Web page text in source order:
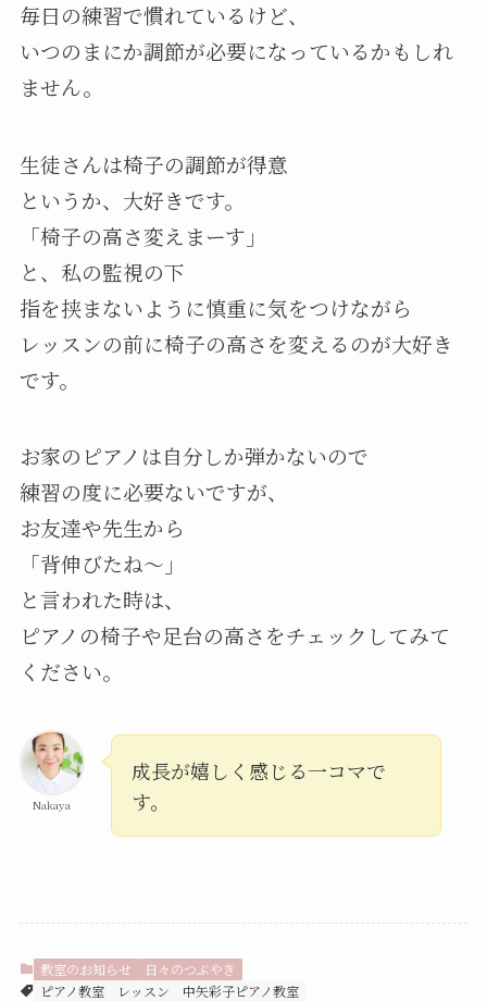
毎日の練習で慣れているけど、
いつのまにか調節が必要になっているかもしれ
ません。
生徒さんは椅子の調節が得意
というか、大好きです。
「椅子の高さ変えまーす」
と、私の監視の下
指を挟まないように慎重に気をつけながら
レッスンの前に椅子の高さを変えるのが大好き
です。
お家のピアノは自分しか弾かないので
練習の度に必要ないですが、
お友達や先生から
「背伸びたね〜」
と言われた時は、
ピアノの椅子や足台の高さをチェックしてみて
ください。
Nakaya
成長が嬉しく感じる一コマで
す。
教室のお知らせ
日々のつぶやき
ピアノ教室
レッスン 中矢彩子ピアノ教室